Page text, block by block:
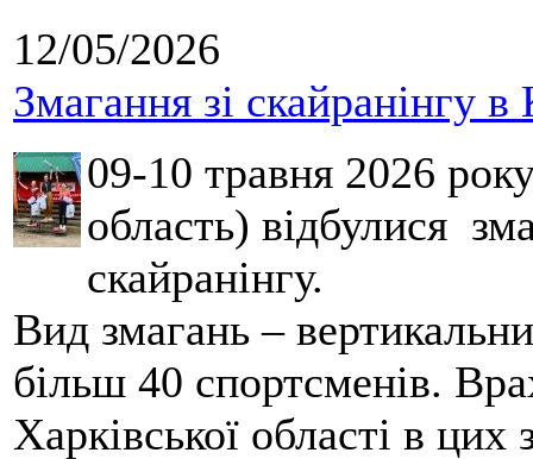
12/05/2026
Змагання зі скайранінгу в
09-10 травня 2026
область) відбулися
скайранінгу.
Вид змагань –
більш 40 спортсменів.
Харківської області в